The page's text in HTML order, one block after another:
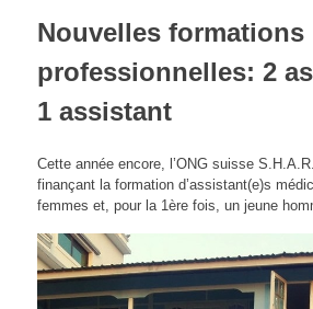
Nouvelles formations
professionnelles: 2
1 assistant
Cette année encore, l’ONG suisse
finançant la formation d’assistant(e)s
femmes et, pour la 1ère fois, un jeune